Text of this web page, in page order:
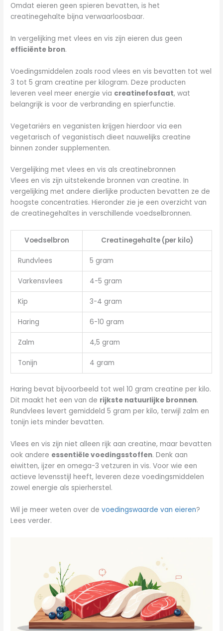
Omdat eieren geen spieren bevatten, is het
creatinegehalte bijna verwaarloosbaar.
In vergelijking met vlees en vis zijn eieren dus geen
efficiënte bron.
Voedingsmiddelen zoals rood vlees en vis bevatten tot wel
3 tot 5 gram creatine per kilogram. Deze producten
leveren veel meer energie via creatinefosfaat, wat
belangrijk is voor de verbranding en spierfunctie.
Vegetariërs en veganisten krijgen hierdoor via een
vegetarisch of veganistisch dieet nauwelijks creatine
binnen zonder supplementen.
Vergelijking met vlees en vis als creatinebronnen
Vlees en vis zijn uitstekende bronnen van creatine. In
vergelijking met andere dierlijke producten bevatten ze de
hoogste concentraties. Hieronder zie je een overzicht van
de creatinegehaltes in verschillende voedselbronnen.
Voedselbron Creatinegehalte (per kilo)
Rundvlees 5 gram
Varkensvlees 4-5 gram
Kip 3-4 gram
Haring 6-10 gram
Zalm 4,5 gram
Tonijn 4 gram
Haring bevat bijvoorbeeld tot wel 10 gram creatine per kilo.
Dit maakt het een van de rijkste natuurlijke bronnen.
Rundvlees levert gemiddeld 5 gram per kilo, terwijl zalm en
tonijn iets minder bevatten.
Vlees en vis zijn niet alleen rijk aan creatine, maar bevatten
ook andere essentiële voedingsstoffen. Denk aan
eiwitten, ijzer en omega-3 vetzuren in vis. Voor wie een
actieve levensstijl heeft, leveren deze voedingsmiddelen
zowel energie als spierherstel.
Wil je meer weten over devoedingswaarde van eieren?
Lees verder.